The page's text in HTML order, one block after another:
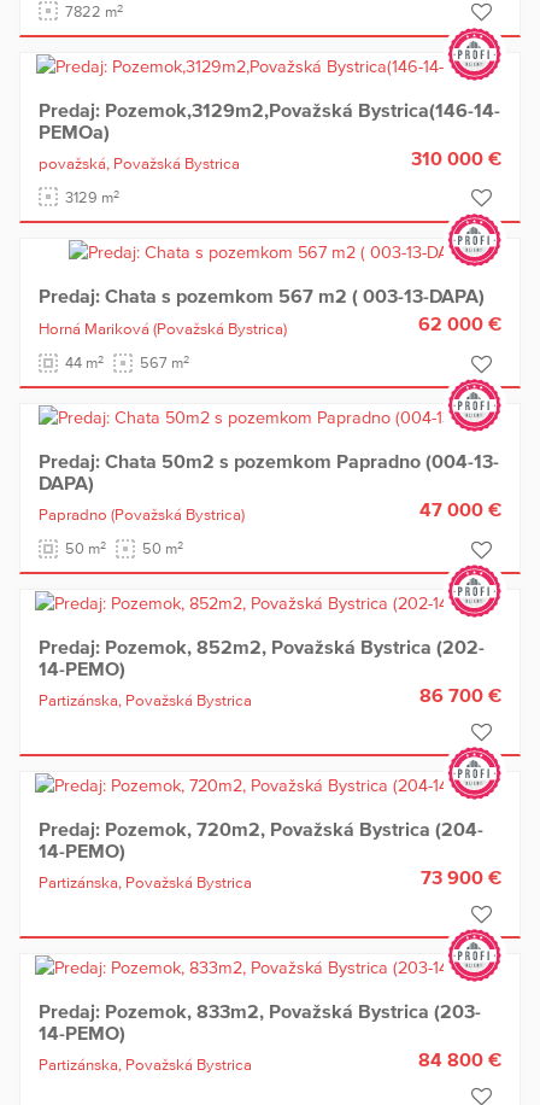
7822 m2
Predaj: Pozemok,3129m2,Považská Bystrica(146-14-
PEMOa)
považská, Považská Bystrica
3129 m2
310 000 €
Predaj: Chata s pozemkom 567 m2 ( 003-13-DAPA)
Horná Mariková (Považská Bystrica)
44 m2 567 m2
62 000 €
Predaj: Chata 50m2 s pozemkom Papradno (004-13-
DAPA)
Papradno (Považská Bystrica)
50 m2 50 m2
47 000 €
Predaj: Pozemok, 852m2, Považská Bystrica (202-
14-PEMO)
Partizánska, Považská Bystrica 86 700 €
Predaj: Pozemok, 720m2, Považská Bystrica (204-
14-PEMO)
Partizánska, Považská Bystrica 73 900 €
Predaj: Pozemok, 833m2, Považská Bystrica (203-
14-PEMO)
Partizánska, Považská Bystrica 84 800 €